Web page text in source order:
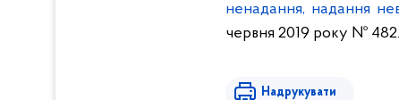
ненадання, надання
червня 2019 року № 482.
Надрукувати